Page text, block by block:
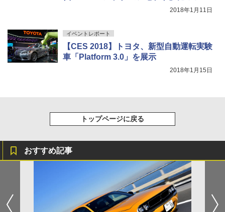
2018年1月11日
イベントレポート
【CES 2018】トヨタ、新型自動運転実験
車「Platform 3.0」を展示
2018年1月15日
トップページに戻る
おすすめ記事